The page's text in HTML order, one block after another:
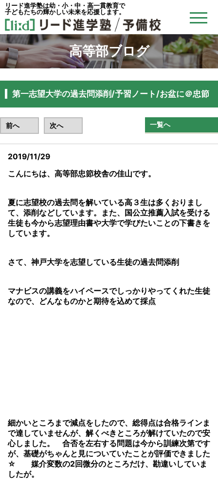
リード進学塾は幼・小・中・高一貫教育で
子どもたちの輝かしい未来を応援します。
高等部ブログ
第一志望大学の過去問添削/予習ノート/お盆に＠忠節
前へ 次へ 一覧へ
2019/11/29
こんにちは、高等部忠節校舎の佳山です。
夏に志望校の過去問を解いている高３生は多くおりまし
て、添削などしています。また、国公立推薦入試を受ける
生徒も今から志望理由書や大学で学びたいことの下書きを
しています。
さて、神戸大学を志望している生徒の過去問添削
マナビスの講義をハイペースでしっかりやってくれた生徒
なので、どんなものかと期待を込めて採点
細かいところまで減点をしたので、総得点は合格ラインま
で達していませんが、解くべきところが解けていたので安
心しました。 合否を左右する問題は今から訓練次第です
が、基礎がちゃんと見についていたことが評価できました
☆ 媒介変数の2回微分のところだけ、勘違いしていま
したが。